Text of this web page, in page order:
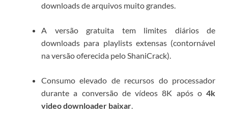
downloads de arquivos muito grandes.
A versão gratuita tem limites diários de
downloads para playlists extensas (contornável
na versão oferecida pelo ShaniCrack).
Consumo elevado de recursos do processador
durante a conversão de vídeos 8K após o 4k
video downloader baixar.